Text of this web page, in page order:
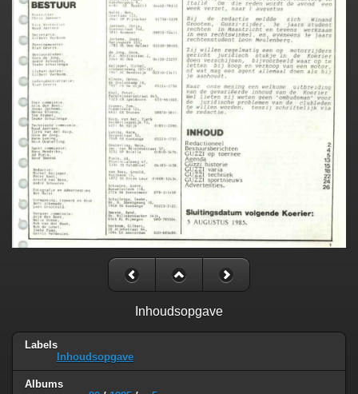
Inhoudsopgave
Labels
Inhoudsopgave
Albums